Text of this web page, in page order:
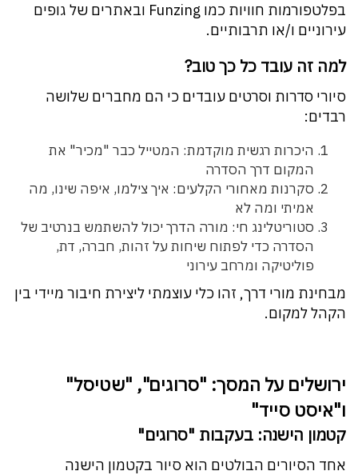
בפלטפורמות חוויות כמו Funzing ובאתרים של גופים
עירוניים ו/או תרבותיים.
למה זה עובד כל כך טוב?
סיורי סדרות וסרטים עובדים כי הם מחברים שלושה
רבדים:
היכרות רגשית מוקדמת: המטייל כבר "מכיר" את
המקום דרך הסדרה
סקרנות מאחורי הקלעים: איך צילמו, איפה שינו, מה
אמיתי ומה לא
סטוריטלינג חי: מורה הדרך יכול להשתמש בנרטיב של
הסדרה כדי לפתוח שיחות על זהות, חברה, דת,
פוליטיקה ומרחב עירוני
מבחינת מורי דרך, זהו כלי עוצמתי ליצירת חיבור מיידי בין
הקהל למקום.
ירושלים על המסך: "סרוגים", "שטיסל"
ו"איסט סייד"
קטמון הישנה: בעקבות "סרוגים"
אחד הסיורים הבולטים הוא סיור בקטמון הישנה